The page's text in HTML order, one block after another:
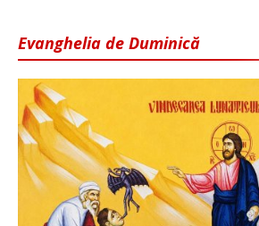
Evanghelia de Duminică